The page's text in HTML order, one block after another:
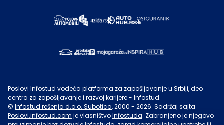
Poslovi Infostud vodeća platforma za zapošljavanje u Srbiji, deo
centra za zapošljavanje i razvoj karijere - Infostud.
© Infostud rešenja d.o.o. Subotica, 2000 - 2026. Sadržaj sajta
Poslovi.infostud.com je vlasništvoInfostuda. Zabranjeno je njegovo